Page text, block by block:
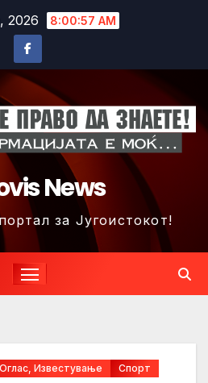
2026 8:01:00 AM
News
за Југоистокот!
Известување Спорт